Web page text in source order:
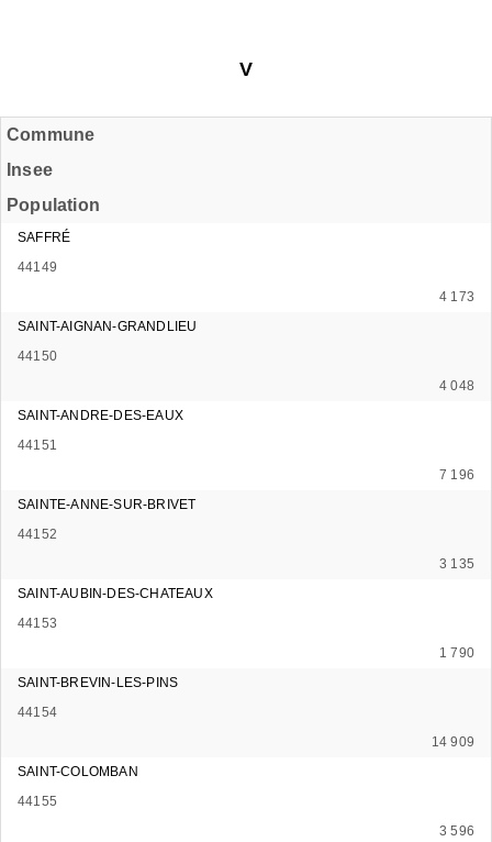
V
Commune
Insee
Population
SAFFRÉ
44149
4 173
SAINT-AIGNAN-GRANDLIEU
44150
4 048
SAINT-ANDRE-DES-EAUX
44151
7 196
SAINTE-ANNE-SUR-BRIVET
44152
3 135
SAINT-AUBIN-DES-CHATEAUX
44153
1 790
SAINT-BREVIN-LES-PINS
44154
14 909
SAINT-COLOMBAN
44155
3 596